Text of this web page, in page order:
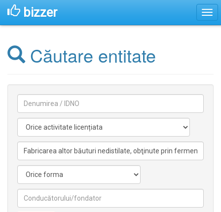
bizzer
Căutare entitate
licentiata
nelicentiata